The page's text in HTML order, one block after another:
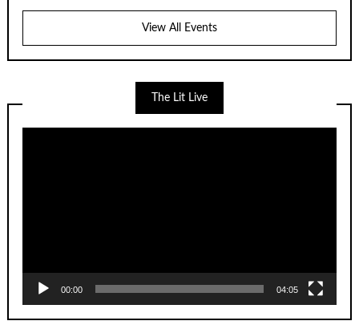
View All Events
The Lit Live
00:00 04:05